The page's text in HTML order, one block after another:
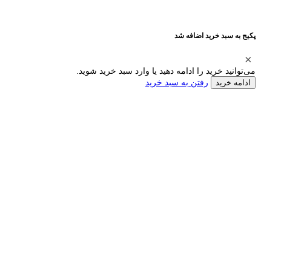
پکیج به سبد خرید اضافه شد
می‌توانید خرید را ادامه دهید یا وارد سبد خرید شوید.
ادامه خرید رفتن به سبد خرید